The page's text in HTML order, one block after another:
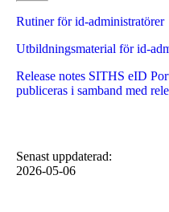
Rutiner för id-administratörer
Utbildningsmaterial för id-
Release notes SITHS eID
publiceras i samband med
Senast uppdaterad:
2026-05-06